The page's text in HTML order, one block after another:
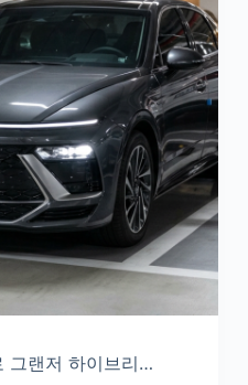
그랜저 하이브리…